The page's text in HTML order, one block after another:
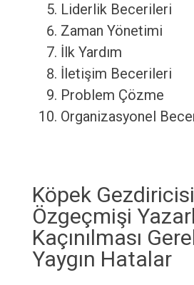
Liderlik Becerileri
Zaman Yönetimi
İlk Yardım
İletişim Becerileri
Problem Çözme
Organizasyonel
Köpek Gezdiricisi
Özgeçmişi
Kaçınılması
Yaygın Hatalar